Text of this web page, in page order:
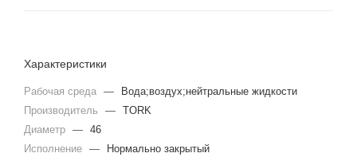
Характеристики
Рабочая среда —
Вода;воздух;нейтральные жидкости
Производитель
— TORK
Диаметр — 46
Исполнение —
Нормально закрытый